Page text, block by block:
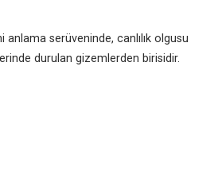
anlama serüveninde, canlılık olgusu
durulan gizemlerden birisidir.